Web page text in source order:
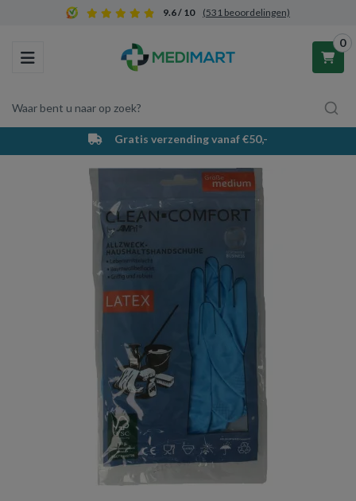
9.6 / 10 (531 beoordelingen)
Toggle navigation
Waar bent u naar op zoek?
0
Winkelwagen
Uw winkelwagen is leeg.
Vul hem met producten.
Gratis verzending vanaf €50,-